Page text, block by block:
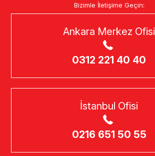
Bizimle İletişime Geçin:
Ankara Merkez Ofisi
0312 221 40 40
İstanbul Ofisi
0216 651 50 55